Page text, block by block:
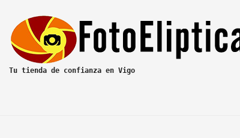
Tu tienda de confianza en Vigo